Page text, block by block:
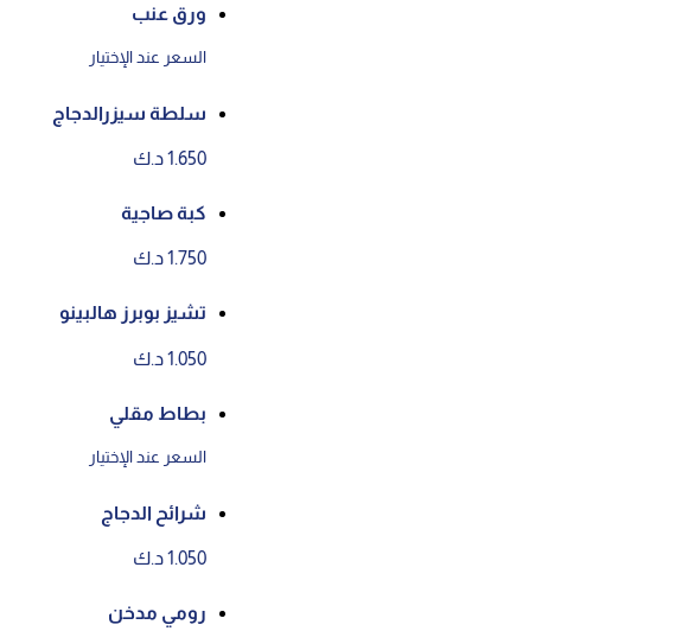
ورق عنب
السعر عند الإختيار
سلطة سيزرالدجاج
1.650 د.ك
كبة صاجية
1.750 د.ك
تشيز بوبرز هالبينو
1.050 د.ك
بطاط مقلي
السعر عند الإختيار
شرائح الدجاج
1.050 د.ك
رومي مدخن